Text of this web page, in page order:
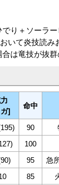
り＋ソーラ
いて炎技読み
は竜技が抜
]
命中
90
100
95 急
85